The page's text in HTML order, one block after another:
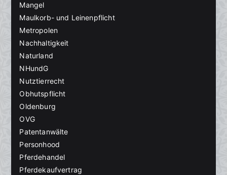
Mangel
Maulkorb- und Leinenpflicht
Metropolen
Nachhaltigkeit
Naturland
NHundG
Nutztierrecht
Obhutspflicht
Oldenburg
OVG
Patentanwälte
Personhood
Pferdehandel
Pferdekaufvertrag